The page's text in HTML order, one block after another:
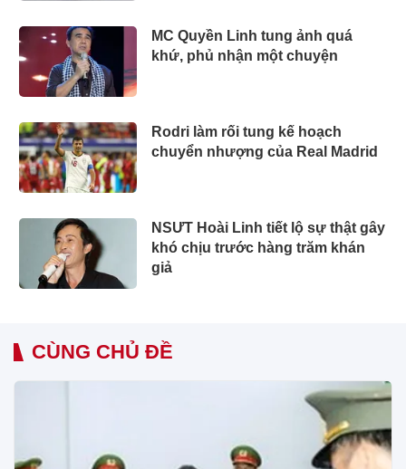
MC Quyền Linh tung ảnh quá
khứ, phủ nhận một chuyện
Rodri làm rối tung kế hoạch
chuyển nhượng của Real Madrid
NSƯT Hoài Linh tiết lộ sự thật gây
khó chịu trước hàng trăm khán
giả
CÙNG CHỦ ĐỀ